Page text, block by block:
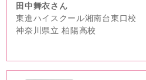
田中舞衣さん
東進ハイスクール湘南台東口校
神奈川県立 柏陽高校